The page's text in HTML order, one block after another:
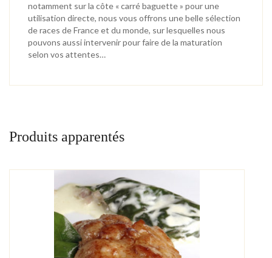
notamment sur la côte « carré baguette » pour une
utilisation directe, nous vous offrons une belle sélection
de races de France et du monde, sur lesquelles nous
pouvons aussi intervenir pour faire de la maturation
selon vos attentes…
Produits apparentés